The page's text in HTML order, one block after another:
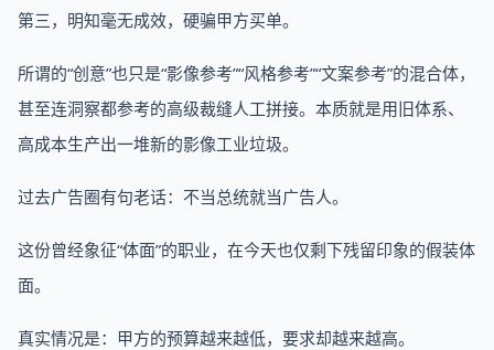
第三，明知毫无成效，硬骗甲方买单。
所谓的“创意”也只是“影像参考”“风格参考”“文案参考”的混合体，
甚至连洞察都参考的高级裁缝人工拼接。本质就是用旧体系、
高成本生产出一堆新的影像工业垃圾。
过去广告圈有句老话：不当总统就当广告人。
这份曾经象征“体面”的职业，在今天也仅剩下残留印象的假装体
面。
真实情况是：甲方的预算越来越低，要求却越来越高。